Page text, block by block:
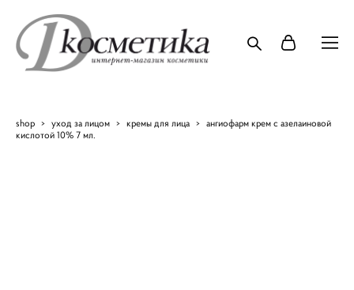
shop > уход за лицом > кремы для лица > ангиофарм крем с азелаиновой
кислотой 10% 7 мл.